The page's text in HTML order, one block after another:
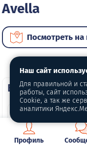
Avella
Посмотреть на
ВИП
Профиль
Наш сайт
Для правильной и
работы, сайт
Cookie, а так же
аналитики